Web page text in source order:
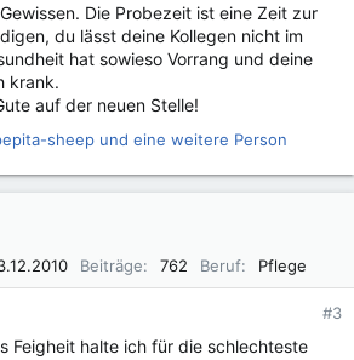
Die Probezeit ist eine Zeit zur
du lässt deine Kollegen nicht im
hat sowieso Vorrang und deine
krank.
auf der neuen Stelle!
sheep und eine weitere Person
Beiträge 762 Beruf Pflege
#3
Feigheit halte ich für die schlechteste